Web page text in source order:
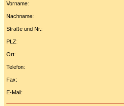
Vorname:
Nachname:
Straße und Nr.:
PLZ:
Ort:
Telefon:
Fax:
E-Mail: